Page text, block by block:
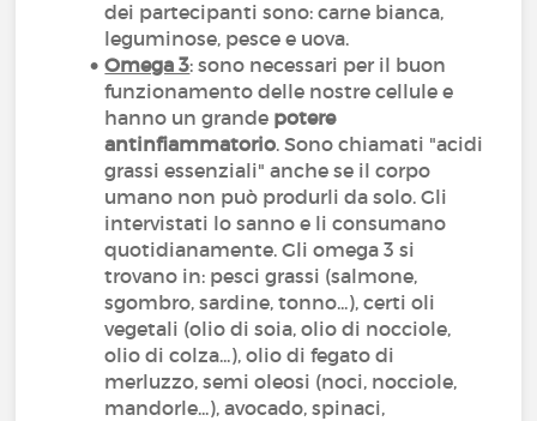
dei partecipanti sono: carne bianca,
leguminose, pesce e uova.
Omega 3: sono necessari per il buon
funzionamento delle nostre cellule e
hanno un grande potere
antinfiammatorio. Sono chiamati "acidi
grassi essenziali" anche se il corpo
umano non può produrli da solo. Gli
intervistati lo sanno e li consumano
quotidianamente. Gli omega 3 si
trovano in: pesci grassi (salmone,
sgombro, sardine, tonno...), certi oli
vegetali (olio di soia, olio di nocciole,
olio di colza...), olio di fegato di
merluzzo, semi oleosi (noci, nocciole,
mandorle...), avocado, spinaci,